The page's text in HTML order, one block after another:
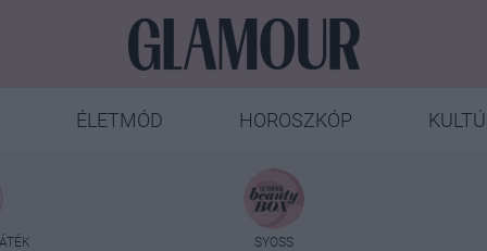
ÉLETMÓD HOROSZKÓP
SYOSS